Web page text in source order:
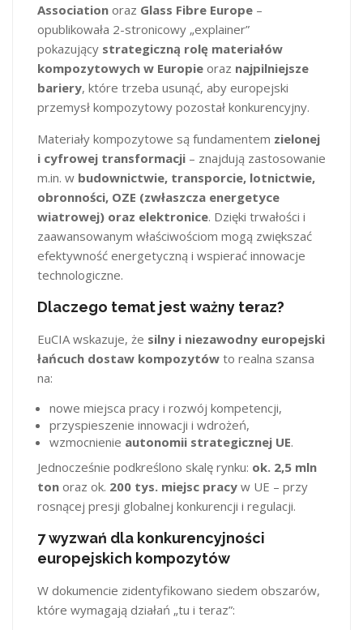
Association oraz Glass Fibre Europe –
opublikowała 2-stronicowy „explainer”
pokazujący strategiczną rolę materiałów
kompozytowych w Europie oraz najpilniejsze
bariery, które trzeba usunąć, aby europejski
przemysł kompozytowy pozostał konkurencyjny.
Materiały kompozytowe są fundamentem zielonej
i cyfrowej transformacji – znajdują zastosowanie
m.in. w budownictwie, transporcie, lotnictwie,
obronności, OZE (zwłaszcza energetyce
wiatrowej) oraz elektronice. Dzięki trwałości i
zaawansowanym właściwościom mogą zwiększać
efektywność energetyczną i wspierać innowacje
technologiczne.
Dlaczego temat jest ważny teraz?
EuCIA wskazuje, że silny i niezawodny europejski
łańcuch dostaw kompozytów to realna szansa
na:
nowe miejsca pracy i rozwój kompetencji,
przyspieszenie innowacji i wdrożeń,
wzmocnienie autonomii strategicznej UE.
Jednocześnie podkreślono skalę rynku: ok. 2,5 mln
ton oraz ok. 200 tys. miejsc pracy w UE – przy
rosnącej presji globalnej konkurencji i regulacji.
7 wyzwań dla konkurencyjności
europejskich kompozytów
W dokumencie zidentyfikowano siedem obszarów,
które wymagają działań „tu i teraz”: